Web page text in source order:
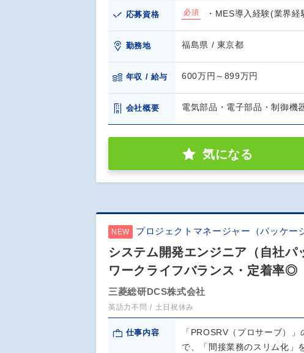
応募資格 必須 ・MES導入経験(業界経
勤務地 福島県 / 東京都
年収 / 給与 600万円～899万円
会社概要 電気部品・電子部品・制御機
気になる
NEW プロジェクトマネージャー（パッケー
システム開発エンジニア（自社
ワークライフバランス・定着率◎
三菱総研DCS株式会社
英語力不問 土日祝休み
仕事内容
「PROSRV（プロサーブ）
で、「間接業務のスリム化」